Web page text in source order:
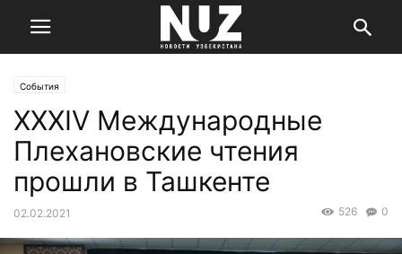
События
XXXIV Международные
Плехановские чтения
прошли в Ташкенте
02.02.2021 0
526